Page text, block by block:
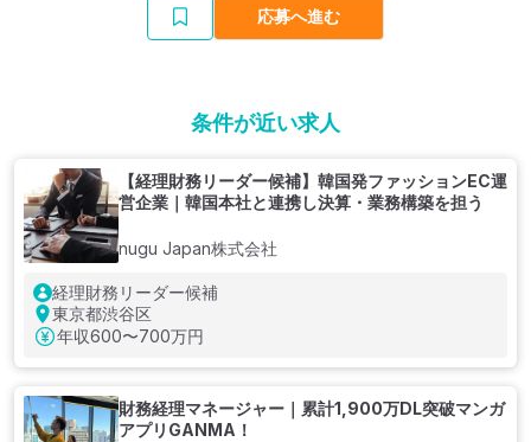
応募へ進む
条件が近い求人
【経理財務リーダー候補】韓国発ファッションEC運
営企業｜韓国本社と連携し決算・業務構築を担う
nugu Japan株式会社
経理財務リーダー候補
東京都渋谷区
年収600〜700万円
財務経理マネージャー｜累計1,900万DL突破マンガ
アプリGANMA！